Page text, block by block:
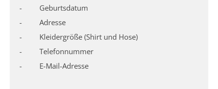
- Geburtsdatum
- Adresse
- Kleidergröße (Shirt und Hose)
- Telefonnummer
- E-Mail-Adresse